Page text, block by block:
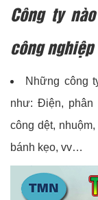
Công ty
công nghiệp
Những công
như: Điện, phân
công dệt,
bánh kẹo, vv…